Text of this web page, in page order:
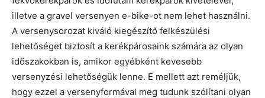
illetve a gravel versenyen e-bike-ot nem lehet használni.
A versenysorozat kiváló kiegészítő felkészülési
lehetőséget biztosít a kerékpárosaink számára az olyan
időszakokban is, amikor egyébként kevesebb
versenyzési lehetőségük lenne. E mellett azt reméljük,
hogy ezzel a versenyformával meg tudunk szólítani olyan